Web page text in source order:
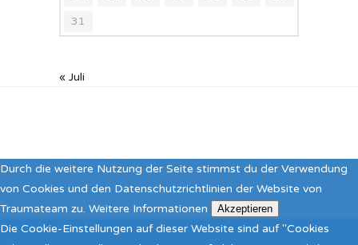
31
« Juli
Durch die weitere Nutzung der Seite stimmst du der Verwendung
von Cookies und den Datenschutzrichtlinien der Website von
Traumateam zu. Weitere Informationen Akzeptieren
Die Cookie-Einstellungen auf dieser Website sind auf "Cookies